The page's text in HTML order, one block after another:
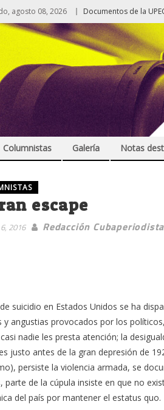
agosto 08, 2026 Documentos de la
Columnistas Galería Notas
escape
2016 Redacción
suicidio en Estados Unidos se ha
y angustias provocados por los
nadie les presta atención; la
justo antes de la gran depresión de
persiste la violencia armada, se
parte de la cúpula insiste en que no
del país por mantener el estatus quo.